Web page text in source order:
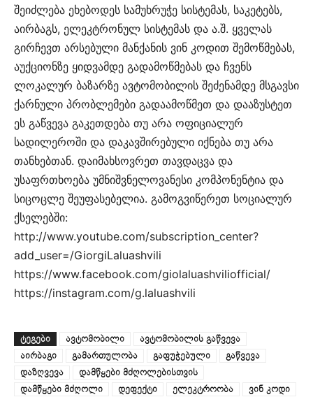
შეიძლება ეხებოდეს სამუხრუჭე სისტემას, საკეტებს,
აირბაგს, ელეკტრონულ სისტემას და ა.შ. ყველას
გირჩევთ არსებული მანქანის ვინ კოდით შემოწმებას,
აუქციონზე ყიდვამდე გადამოწმებას და ჩვენს
ლოკალურ ბაზარზე ავტომობილის შეძენამდე მსგავსი
ქარნული პრობლემები გადაამოწმეთ და დააზუსტეთ
ეს გაწვევა გაკეთდება თუ არა ოფიციალურ
სადილეროში და დაკავშირებული იქნება თუ არა
თანხებთან. დაიმახსოვრეთ თავდაცვა და
უსაფრთხოება უმნიშვნელოვანესი კომპონენტია და
სიცოცლე შეუფასებელია. გამოგვიწერეთ სოციალურ
ქსელებში:
http://www.youtube.com/subscription_center?
add_user=/GiorgiLaluashvili
https://www.facebook.com/giolaluashviliofficial/
https://instagram.com/g.laluashvili
ᲢᲔᲒᲔᲑᲘ ავტომობილი
ავტომობილის გაწვევა
აირბაგი
გამართულობა გაფუჭებული
გაწვევა
დაზღვევა
დამწყები მძღოლებისთვის
დამწყები მძღოლი
დეფექტი ელეკტროობა
ვინ კოდი